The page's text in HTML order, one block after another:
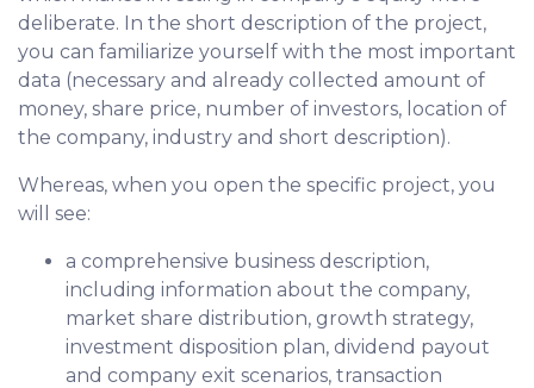
deliberate. In the short description of the project,
you can familiarize yourself with the most important
data (necessary and already collected amount of
money, share price, number of investors, location of
the company, industry and short description).
Whereas, when you open the specific project, you
will see:
a comprehensive business description,
including information about the company,
market share distribution, growth strategy,
investment disposition plan, dividend payout
and company exit scenarios, transaction